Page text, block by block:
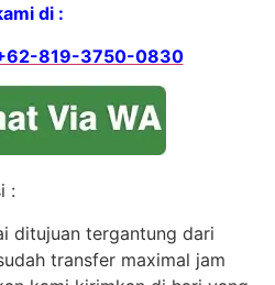
di :
819-3750-0830
:
ditujuan tergantung dari
transfer maximal jam